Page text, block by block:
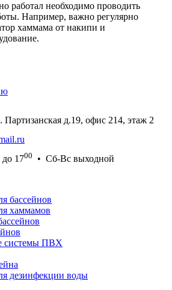
работал необходимо проводить
Например, важно регулярно
хаммама от накипи и
Партизанская д.19, офис 214, этаж 2
до 1700
• Сб-Вс выходной
бассейнов
хаммамов
системы ПВХ
дезинфекции воды